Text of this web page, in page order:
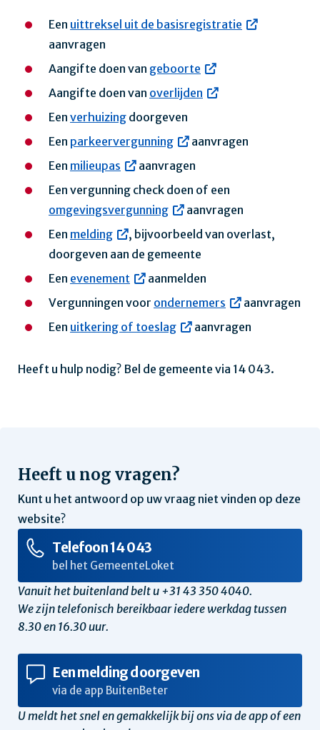
Een uittreksel uit de basisregistratie
aanvragen
Aangifte doen van geboorte
Aangifte doen van overlijden
Een verhuizing doorgeven
Een parkeervergunning
aanvragen
Een milieupas
aanvragen
Een vergunning check doen of een
omgevingsvergunning
aanvragen
Een melding
, bijvoorbeeld van overlast,
doorgeven aan de gemeente
Een evenement
aanmelden
Vergunningen voor ondernemers
aanvragen
Een uitkering of toeslag aanvragen
Heeft u hulp nodig? Bel de gemeente via 14 043.
Heeft u nog vragen?
Kunt u het antwoord op uw vraag niet vinden op deze
website?
Telefoon 14 043
bel het GemeenteLoket
Vanuit het buitenland belt u +31 43 350 4040.
We zijn telefonisch bereikbaar iedere werkdag tussen
8.30 en 16.30 uur.
Een melding doorgeven
via de app BuitenBeter
U meldt het snel en gemakkelijk bij ons via de app of een